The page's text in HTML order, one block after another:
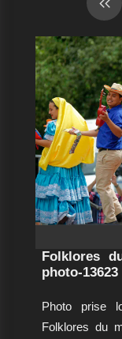
Folklores
photo-13623
Photo prise
Folklores du